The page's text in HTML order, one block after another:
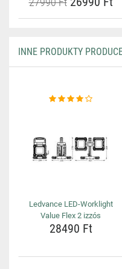
INNE PRODUKTY
Ledvance LED-Worklight
Value Flex 2 izzós
28490 Ft